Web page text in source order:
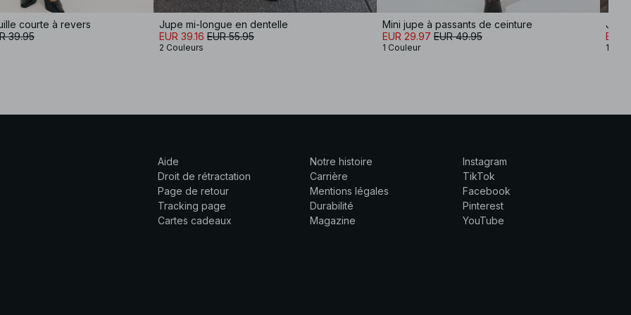
courte à revers
39.95
Jupe mi-longue en dentelle
EUR 39.16 EUR 55.95
2 Couleurs
Mini jupe à passants de ceinture
EUR 29.97 EUR 49.95
1 Couleur
EUR
1
Aide
Droit de rétractation
Page de retour
Tracking page
Cartes cadeaux
Notre histoire
Carrière
Mentions légales
Durabilité
Magazine
Instagram
TikTok
Facebook
Pinterest
YouTube